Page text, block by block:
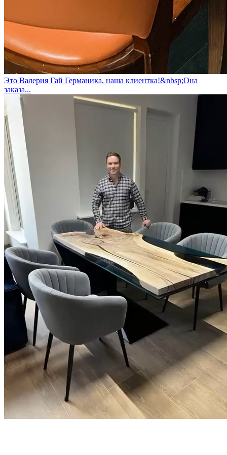
Это Валерия Гай Германика, наша клиентка!&nbsp;Она
заказа...